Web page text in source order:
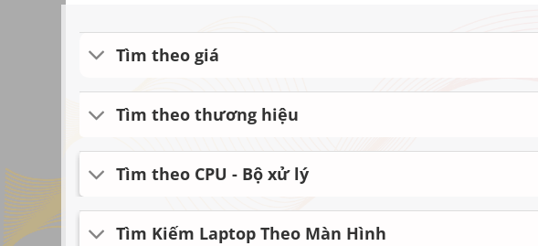
Tìm theo giá
Tìm theo thương hiệu
Tìm theo CPU - Bộ xử lý
Tìm Kiếm Laptop Theo Màn Hình